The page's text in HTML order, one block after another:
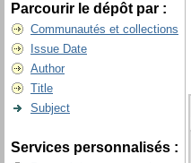
Parcourir le dépôt par :
Communautés et collections
Issue Date
Author
Title
Subject
Services personnalisés :